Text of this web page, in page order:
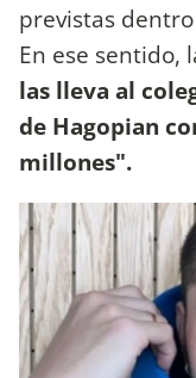
previstas
En ese sentido,
las lleva al
de Hagopian
millones".